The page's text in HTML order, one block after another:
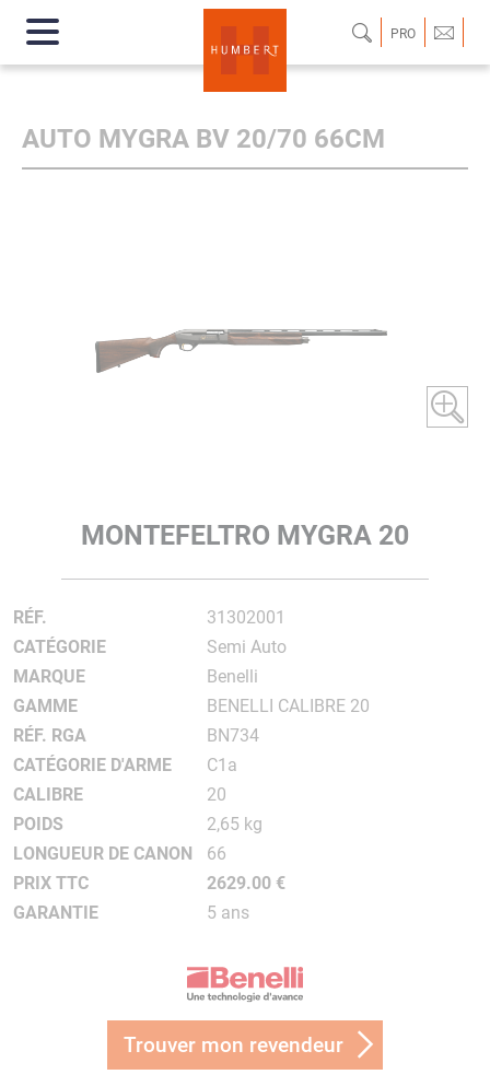
PRO
AUTO MYGRA BV 20/70 66CM
MONTEFELTRO MYGRA 20
RÉF.
31302001
CATÉGORIE
Semi Auto
MARQUE
Benelli
GAMME
BENELLI CALIBRE 20
RÉF. RGA
BN734
CATÉGORIE D'ARME
C1a
CALIBRE
20
POIDS
2,65 kg
LONGUEUR DE CANON
66
PRIX TTC
2629.00 €
GARANTIE
5 ans
Trouver mon revendeur